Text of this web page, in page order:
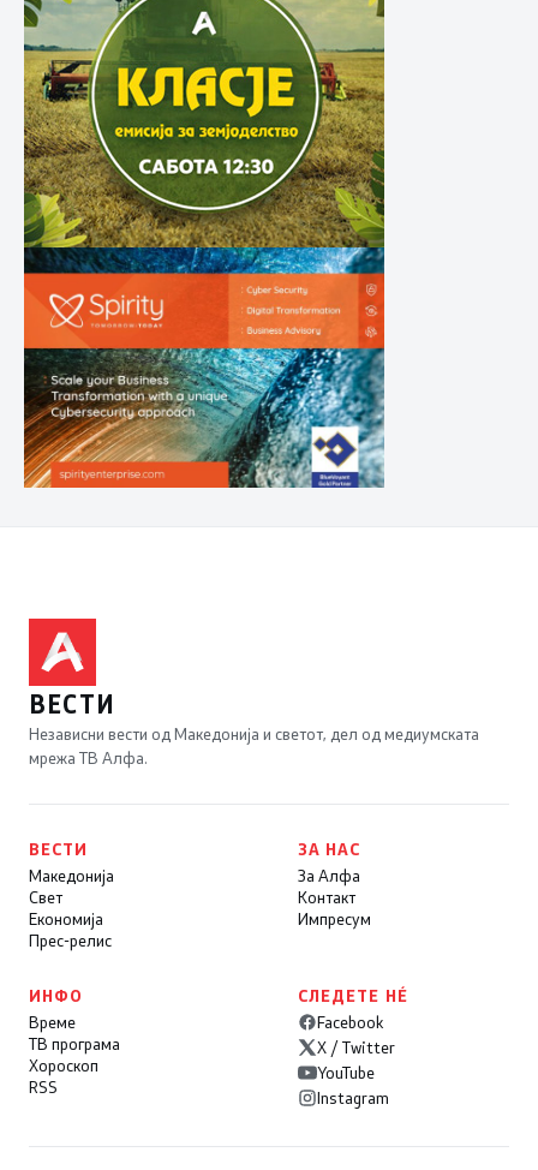
ВЕСТИ
Независни вести од Македонија и светот, дел од медиумската
мрежа ТВ Алфа.
ВЕСТИ
Македонија
Свет
Економија
Прес-релис
ЗА НАС
За Алфа
Контакт
Импресум
ИНФО
Време
ТВ програма
Хороскоп
RSS
СЛЕДЕТЕ НÉ
Facebook
X / Twitter
YouTube
Instagram